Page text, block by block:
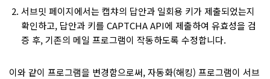
서브밋 페이지에서는 캡챠의 답안과 일회용 키가 제출되었는지
확인하고, 답안과 키를 CAPTCHA API에 제출하여 유효성을 검
증 후, 기존의 메일 프로그램이 작동하도록 수정합니다.
이와 같이 프로그램을 변경함으로써, 자동화(해킹) 프로그램이 서브